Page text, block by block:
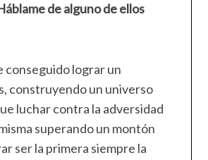
de alguno de ellos
conseguido lograr un
construyendo un universo
luchar contra la adversidad
superando un montón
ser la primera siempre la